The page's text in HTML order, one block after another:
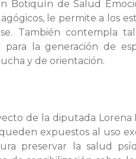
Botiquín de Salud
le permite a los
También contempla
la generación de
y de orientación.
de la diputada Lorena
expuestos al uso
preservar la salud